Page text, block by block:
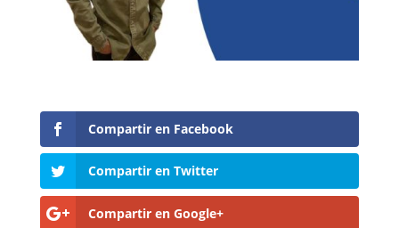
Compartir en Facebook
Compartir en Twitter
Compartir en Google+